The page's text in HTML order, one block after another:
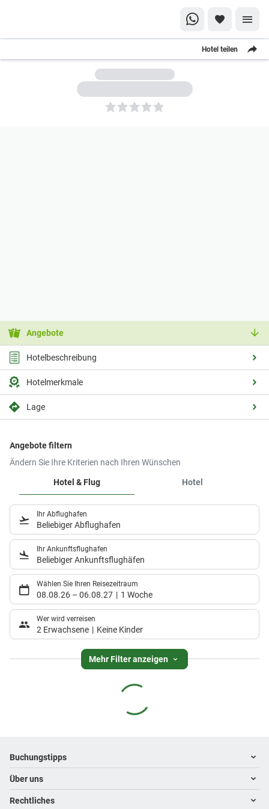
Hotel teilen
5
Angebote
Hotelbeschreibung
Hotelmerkmale
Lage
Angebote filtern
Ändern Sie Ihre Kriterien nach Ihren Wünschen
Hotel & Flug
Hotel
Ihr Abflughafen
Beliebiger Abflughafen
Ihr Ankunftsflughafen
Beliebiger Ankunftsflughäfen
Wählen Sie Ihren Reisezeitraum
08.08.26 – 06.08.27 1 Woche
Wer wird verreisen
2 Erwachsene Keine Kinder
Mehr Filter anzeigen
Footer navigation
Buchungstipps
Warum im Reisebüro buchen
Hoteltipps
Über uns
Kontakt
Rechtliches